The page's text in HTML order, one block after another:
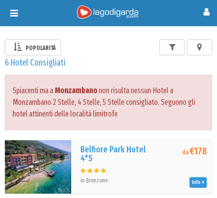
Toggle
navigation
POPOLARITÀ
6 Hotel Consigliati
Spiacenti ma a Monzambanonon risulta nessun Hotel a
Monzambano 2 Stelle, 4 Stelle, 5 Stelle consigliato. Seguono gli
hotel attinenti delle località limitrofe
Belfiore Park Hotel
4*S
in Brenzone
da€178
Info